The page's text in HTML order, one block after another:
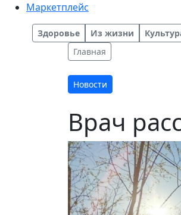
Маркетплейс
Здоровье Из жизни
Главная
Новости
Врач